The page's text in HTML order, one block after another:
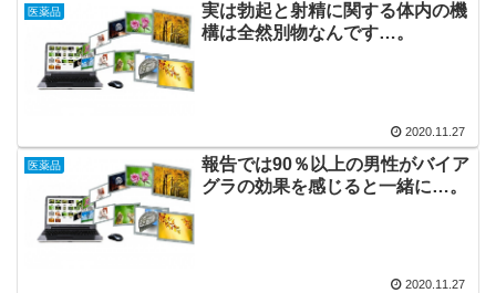
医薬品
実は勃起と射精に関する体内の機
構は全然別物なんです…。
2020.11.27
医薬品
報告では90％以上の男性がバイア
グラの効果を感じると一緒に…。
2020.11.27